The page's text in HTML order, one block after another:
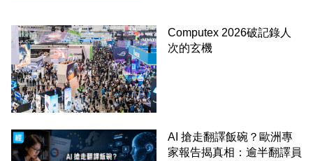
Computex 2026破記錄人
次的玄機
AI 搶走翻譯飯碗？歐洲專
家報告揭真相：逾半翻譯員